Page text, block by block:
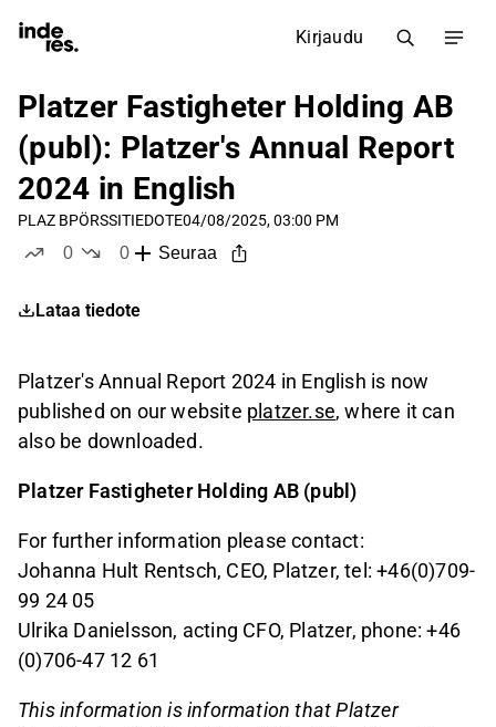
Kirjaudu
Platzer Fastigheter Holding AB
(publ): Platzer's Annual Report
2024 in English
PLAZ BPÖRSSITIEDOTE04/08/2025, 03:00 PM
0
0
Seuraa
Lataa tiedote
Platzer's Annual Report 2024 in English is now
published on our website platzer.se, where it can
also be downloaded.
Platzer Fastigheter Holding AB (publ)
For further information pleasecontact:
Johanna Hult Rentsch, CEO, Platzer, tel: +46(0)709-
99 24 05
Ulrika Danielsson, acting CFO, Platzer, phone: +46
(0)706-47 12 61
This information is information that Platzer